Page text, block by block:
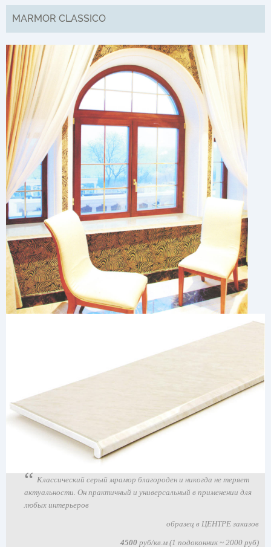
MARMOR CLASSICO
Классический серый мрамор благороден и никогда не теряет
актуальности. Он практичный и универсальный в применении для
любых интерьеров
образец в ЦЕНТРЕ заказов
4500 руб/кв.м (1 подоконник ~ 2000 руб)